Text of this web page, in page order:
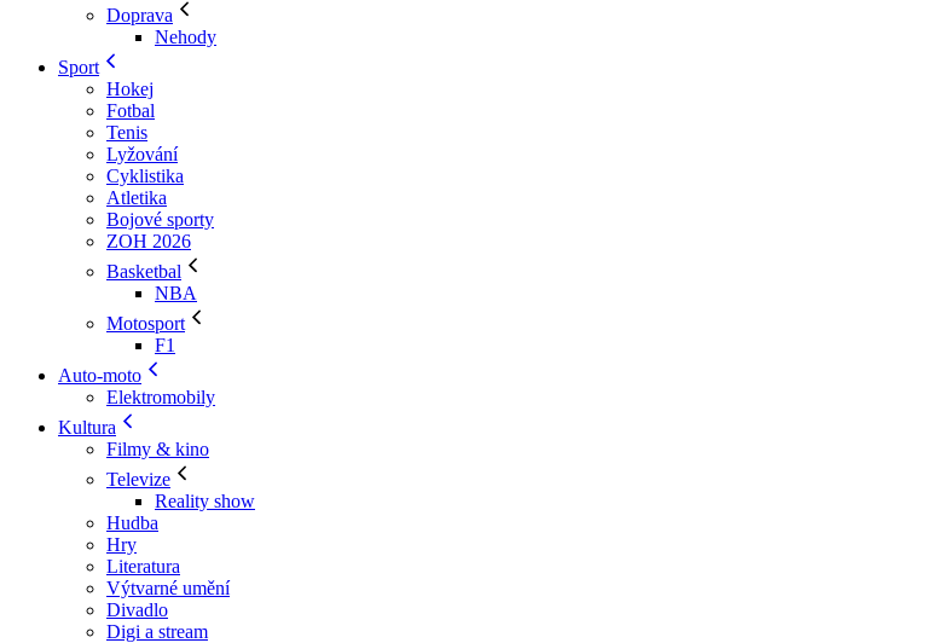
Doprava
Nehody
Sport
Hokej
Fotbal
Tenis
Lyžování
Cyklistika
Atletika
Bojové sporty
ZOH 2026
Basketbal
NBA
Motosport
F1
Auto-moto
Elektromobily
Kultura
Filmy & kino
Televize
Reality show
Hudba
Hry
Literatura
Výtvarné umění
Divadlo
Digi a stream